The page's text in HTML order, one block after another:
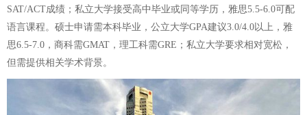
SAT/ACT成绩；私立大学接受高中毕业或同等学历，雅思5.5-6.0可配
语言课程。硕士申请需本科毕业，公立大学GPA建议3.0/4.0以上，雅
思6.5-7.0，商科需GMAT，理工科需GRE；私立大学要求相对宽松，
但需提供相关学术背景。